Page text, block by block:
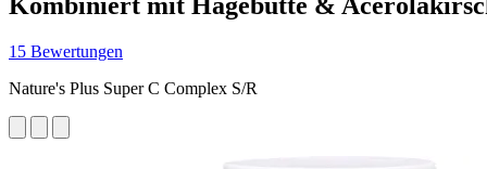
15 Bewertungen
Nature's Plus Super C Complex S/R